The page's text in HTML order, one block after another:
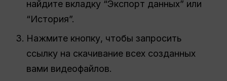
найдите вкладку “Экспорт данных” или
“История”.
Нажмите кнопку, чтобы запросить
ссылку на скачивание всех созданных
вами видеофайлов.